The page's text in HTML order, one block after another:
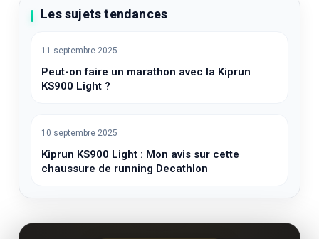
Les sujets tendances
11 septembre 2025
Peut-on faire un marathon avec la Kiprun
KS900 Light ?
10 septembre 2025
Kiprun KS900 Light : Mon avis sur cette
chaussure de running Decathlon